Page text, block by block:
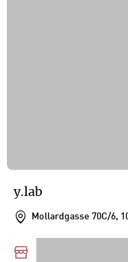
y.lab
Mollardgasse 70C/6,